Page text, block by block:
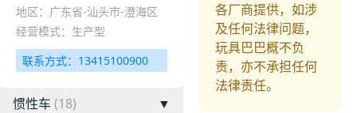
地区：广东省-汕头市-澄海区
经营模式：生产型
联系方式：13415100900
惯性车 (18)
▼
各厂商提供，如涉
及任何法律问题，
玩具巴巴概不负
责，亦不承担任何
法律责任。